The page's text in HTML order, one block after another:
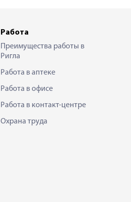
Работа
Преимущества работы в
Ригла
Работа в аптеке
Работа в офисе
Работа в контакт-центре
Охрана труда